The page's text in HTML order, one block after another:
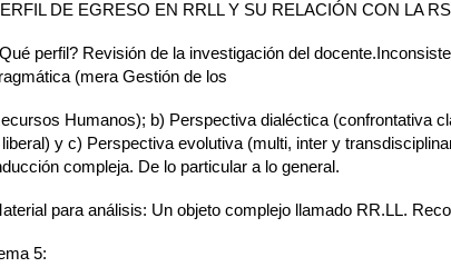
DE EGRESO EN RRLL Y SU RELACIÓN CON LA
perfil? Revisión de la investigación del
(mera Gestión de los
Humanos); b) Perspectiva dialéctica (confrontativa
y c) Perspectiva evolutiva (multi, inter y
compleja. De lo particular a lo general.
para análisis: Un objeto complejo llamado RR.LL.
5: